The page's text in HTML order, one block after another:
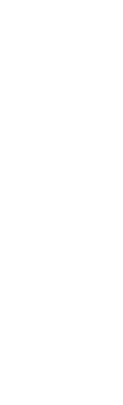
アや小さな群れで行
たすために、さまざ
神的健康にとって重
特定の健康問題が発